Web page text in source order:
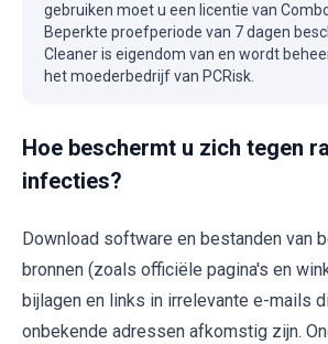
gebruiken moet u een licentie van
Beperkte proefperiode van 7 dagen
Cleaner is eigendom van en wordt
het moederbedrijf van PCRisk.
Hoe beschermt u zich tegen
infecties?
Download software en bestanden van
bronnen (zoals officiële pagina's en
bijlagen en links in irrelevante e-mails
onbekende adressen afkomstig zijn.